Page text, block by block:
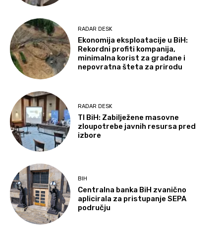
RADAR DESK
Ekonomija eksploatacije u BiH:
Rekordni profiti kompanija,
minimalna korist za građane i
nepovratna šteta za prirodu
RADAR DESK
TI BiH: Zabilježene masovne
zloupotrebe javnih resursa pred
izbore
BIH
Centralna banka BiH zvanično
aplicirala za pristupanje SEPA
području